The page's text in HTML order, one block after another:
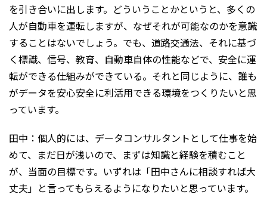
を引き合いに出します。どういうことかというと、多くの
人が自動車を運転しますが、なぜそれが可能なのかを意識
することはないでしょう。でも、道路交通法、それに基づ
く標識、信号、教育、自動車自体の性能などで、安全に運
転ができる仕組みができている。それと同じように、誰も
がデータを安心安全に利活用できる環境をつくりたいと思
っています。
田中：個人的には、データコンサルタントとして仕事を始
めて、まだ日が浅いので、まずは知識と経験を積むこと
が、当面の目標です。いずれは「田中さんに相談すれば大
丈夫」と言ってもらえるようになりたいと思っています。